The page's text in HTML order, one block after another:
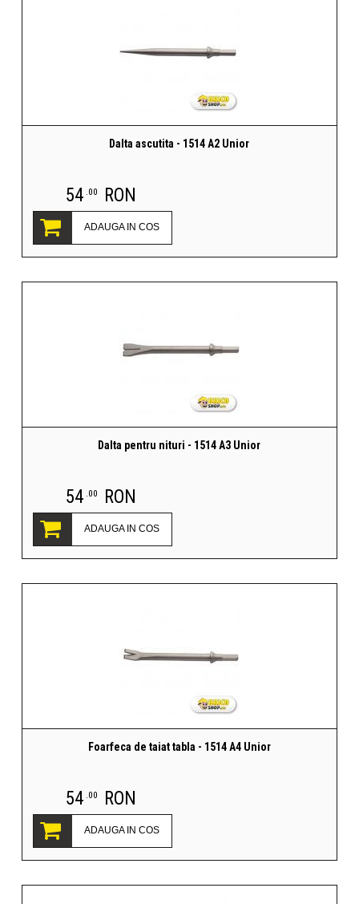
Dalta ascutita - 1514 A2 Unior
54 .00 RON
ADAUGA IN COS
Dalta pentru nituri - 1514 A3 Unior
54 .00 RON
ADAUGA IN COS
Foarfeca de taiat tabla - 1514 A4 Unior
54 .00 RON
ADAUGA IN COS